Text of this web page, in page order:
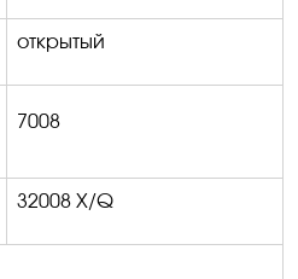
открытый
7008
32008 X/Q